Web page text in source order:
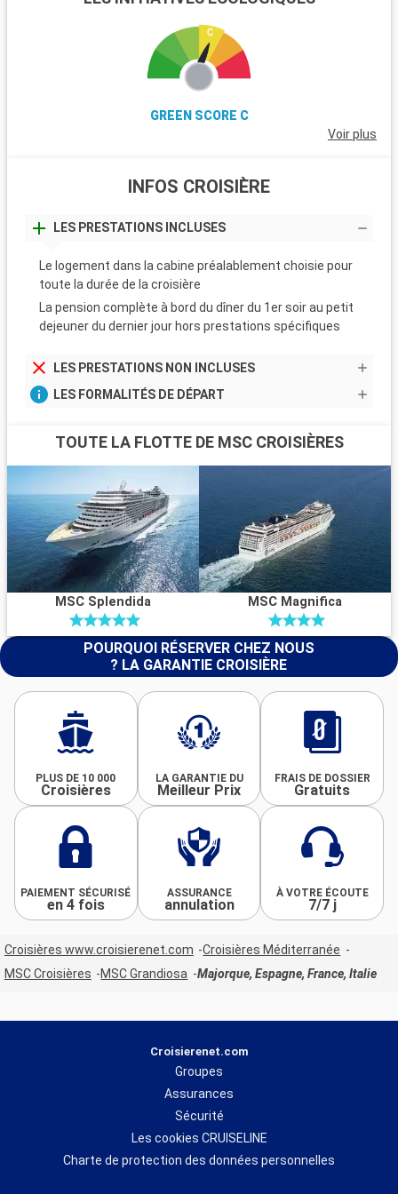
GREEN SCORE C
Voir plus
INFOS CROISIÈRE
LES PRESTATIONS INCLUSES
Le logement dans la cabine préalablement choisie pour
toute la durée de la croisière
La pension complète à bord du dîner du 1er soir au petit
dejeuner du dernier jour hors prestations spécifiques
LES PRESTATIONS NON INCLUSES
LES FORMALITÉS DE DÉPART
TOUTE LA FLOTTE DE MSC CROISIÈRES
MSC Splendida MSC Magnifica
POURQUOI RÉSERVER CHEZ NOUS
? LA GARANTIE CROISIÈRE
PLUS DE 10 000
Croisières
LA GARANTIE DU
Meilleur Prix
FRAIS DE DOSSIER
Gratuits
PAIEMENT SÉCURISÉ
en 4 fois
ASSURANCE
annulation
À VOTRE ÉCOUTE
7/7 j
Croisières www.croisierenet.com
Croisières Méditerranée
MSC Croisières
MSC Grandiosa Majorque, Espagne, France, Italie
Croisierenet.com
Groupes
Assurances
Sécurité
Les cookies CRUISELINE
Charte de protection des données personnelles